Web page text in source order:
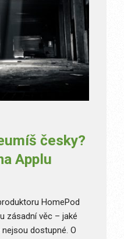
česky?
Applu
HomePod
zásadní věc – jaké
dostupné. O